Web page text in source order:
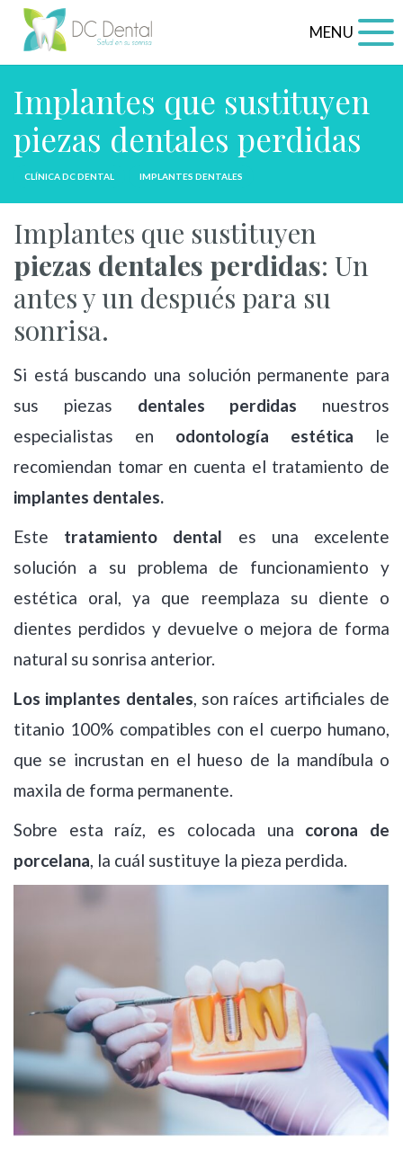
MENU
Implantes que sustituyen
piezas dentales perdidas
CLÍNICA DC DENTAL IMPLANTES DENTALES
Implantes que sustituyen
piezas dentales perdidas: Un
antes y un después para su
sonrisa.
Si está buscando una solución permanente para
sus piezas dentales perdidas nuestros
especialistas en odontología estética le
recomiendan tomar en cuenta el tratamiento de
implantes dentales.
Este tratamiento dental es una excelente
solución a su problema de funcionamiento y
estética oral, ya que reemplaza su diente o
dientes perdidos y devuelve o mejora de forma
natural su sonrisa anterior.
Los implantes dentales, son raíces artificiales de
titanio 100% compatibles con el cuerpo humano,
que se incrustan en el hueso de la mandíbula o
maxila de forma permanente.
Sobre esta raíz, es colocada una corona de
porcelana, la cuál sustituye la pieza perdida.